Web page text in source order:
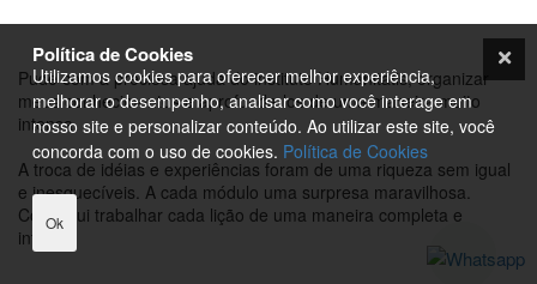
Pude com a preciosa ajuda do instituto Humanitatis, organizar
meus conhecimentos e aprofunda-los de uma maneira muito
intensa.
A troca de idéias e experiências foram de uma riqueza sem igual
e inesquecíveis. A cada módulo uma surpresa maravilhosa.
Consegui trabalhar cada lição de uma maneira completa e
intensa.
Política de Cookies
Utilizamos cookies para oferecer melhor experiência,
melhorar o desempenho, analisar como você interage em
nosso site e personalizar conteúdo. Ao utilizar este site, você
concorda com o uso de cookies. Política de Cookies
Ok